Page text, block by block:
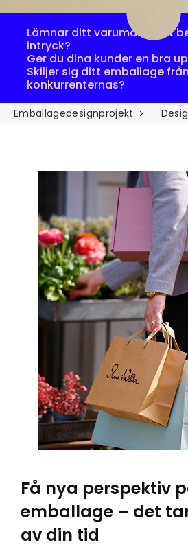
Lämnar ditt varumärke ett
intryck?
Ger du dina kunder en bra
Skiljer sig ditt emballage från
konkurrenternas?
Emballagedesignprojekt
Få nya perspektiv
emballage – det
av din tid